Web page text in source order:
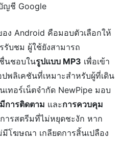
ญชี Google
ง Android คือมอบตัวเลือกให้
บชม ผู้ใช้ยังสามารถ
นชอบในรูปแบบ MP3 เพื่อเข้า
พลิเคชันที่เหมาะสำหรับผู้ที่เดิน
ทอร์เน็ตจำกัด NewPipe มอบ
การติดตาม และการควบคุม
การสตรีมที่ไม่หยุดชะงัก หาก
โฆษณา เกลียดการสิ้นเปลือง